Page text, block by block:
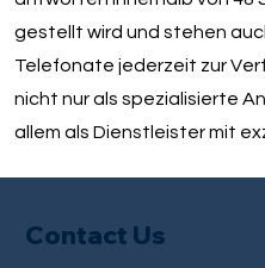
gestellt wird und stehen
Telefonate jederzeit zur
nicht nur als spezialisierte
allem als Dienstleister mit
Contact Us